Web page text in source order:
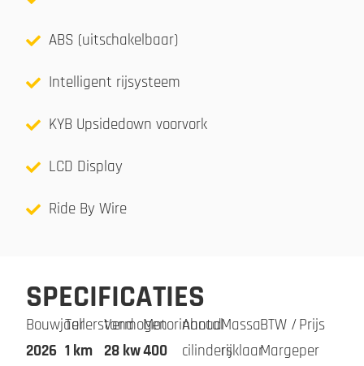
ABS (uitschakelbaar)
Intelligent rijsysteem
KYB Upsidedown voorvork
LCD Display
Ride By Wire
SPECIFICATIES
Bouwjaar
2026
Tellerstand
1 km
Vermogen
28 kw
Motorinhoud
400
Aantal
cilinders
Massa
rijklaar
BTW /
Marge
Prijs
per